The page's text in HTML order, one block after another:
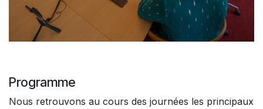
Programme
Nous retrouvons au cours des journées les principaux